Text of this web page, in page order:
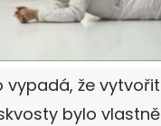
vypadá, že
bylo